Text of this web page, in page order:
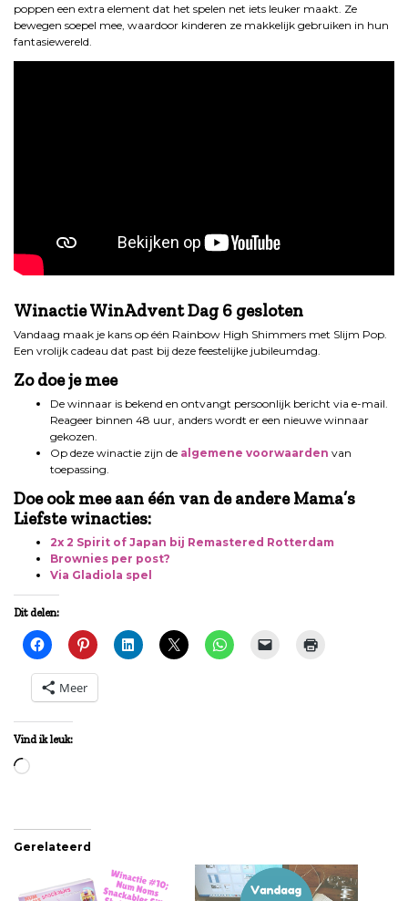
poppen een extra element dat het spelen net iets leuker maakt. Ze
bewegen soepel mee, waardoor kinderen ze makkelijk gebruiken in hun
fantasiewereld.
Winactie WinAdvent Dag 6 gesloten
Vandaag maak je kans op één Rainbow High Shimmers met Slijm Pop.
Een vrolijk cadeau dat past bij deze feestelijke jubileumdag.
Zo doe je mee
De winnaar is bekend en ontvangt persoonlijk bericht via e-mail.
Reageer binnen 48 uur, anders wordt er een nieuwe winnaar
gekozen.
Op deze winactie zijn de algemene voorwaarden van
toepassing.
Doe ook mee aan één van de andere Mama’s
Liefste winacties:
2x 2 Spirit of Japan bij Remastered Rotterdam
Brownies per post?
Via Gladiola spel
Dit delen:
Meer
Vind ik leuk:
Aan
Gerelateerd